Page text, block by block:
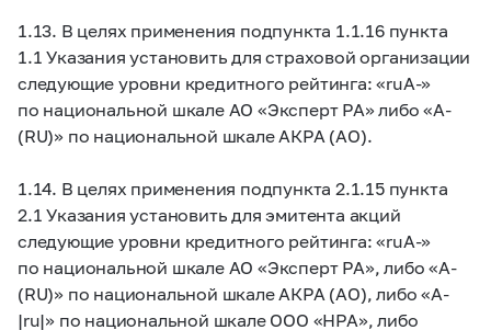
1.13. В целях применения подпункта 1.1.16 пункта
1.1 Указания установить для страховой организации
следующие уровни кредитного рейтинга: «ruA-»
по национальной шкале АО «Эксперт РА» либо «A-
(RU)» по национальной шкале АКРА (АО).
1.14. В целях применения подпункта 2.1.15 пункта
2.1 Указания установить для эмитента акций
следующие уровни кредитного рейтинга: «ruA-»
по национальной шкале АО «Эксперт РА», либо «A-
(RU)» по национальной шкале АКРА (АО), либо «A-
|ru|» по национальной шкале ООО «НРА», либо